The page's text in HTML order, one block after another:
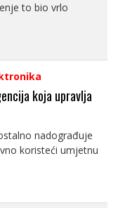
to bio vrlo
koja upravlja
nadograđuje
koristeći umjetnu